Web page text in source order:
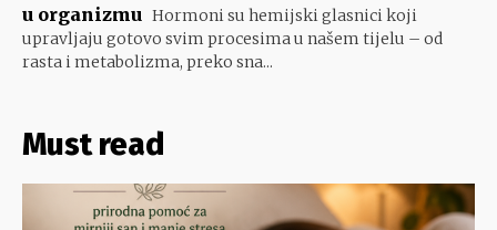
u organizmu Hormoni su hemijski glasnici koji
upravljaju gotovo svim procesima u našem tijelu – od
rasta i metabolizma, preko sna...
Must read